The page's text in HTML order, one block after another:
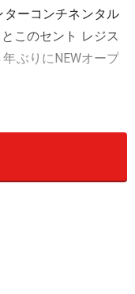
ーコンチネンタル
このセント レジス
ぶりにNEWオープ
に望むロケーショ
小島）にリゾート